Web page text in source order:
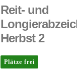
Anmeldeformular ...
Reit- und
Herbst 2
Plätze frei